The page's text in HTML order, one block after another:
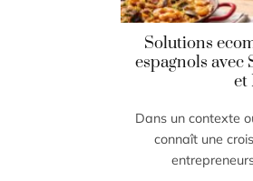
Solutions
espagnols avec
et
Dans un contexte
connaît une